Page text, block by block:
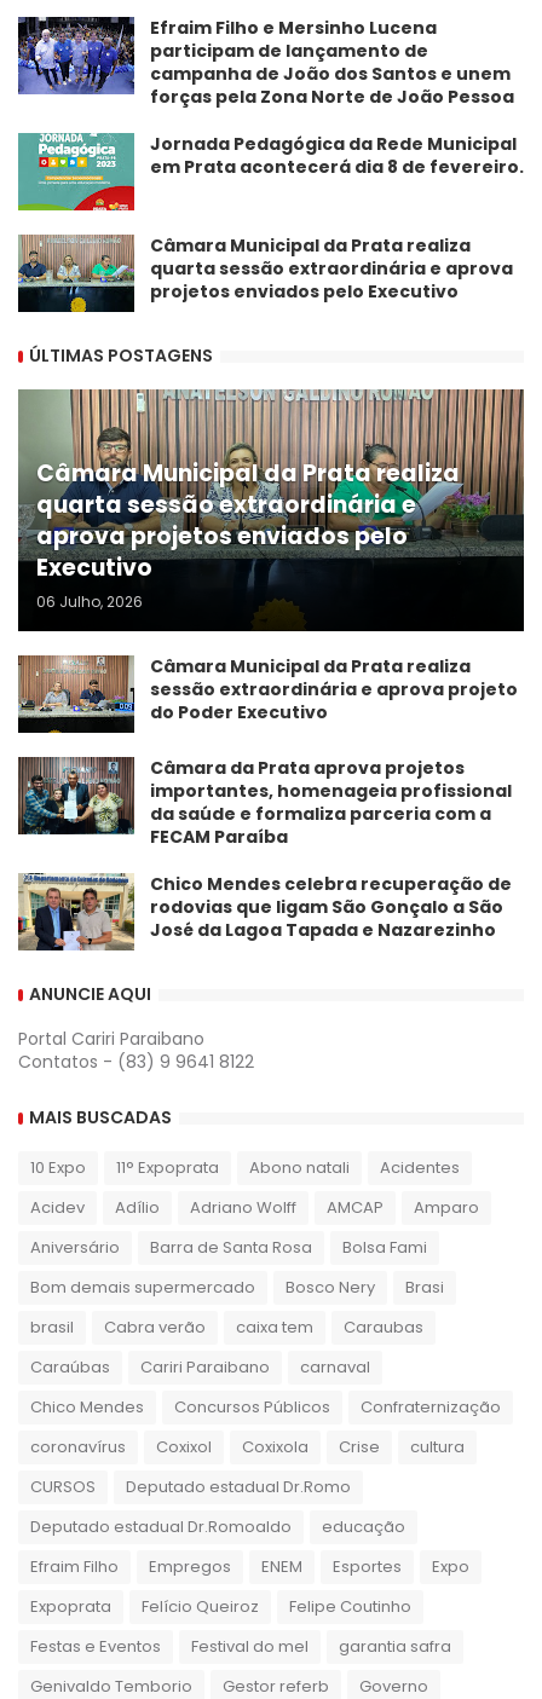
Efraim Filho e Mersinho Lucena
participam de lançamento de
campanha de João dos Santos e unem
forças pela Zona Norte de João Pessoa
Jornada Pedagógica da Rede Municipal
em Prata acontecerá dia 8 de fevereiro.
Câmara Municipal da Prata realiza
quarta sessão extraordinária e aprova
projetos enviados pelo Executivo
ÚLTIMAS POSTAGENS
Câmara Municipal da Prata realiza
quarta sessão extraordinária e
aprova projetos enviados pelo
Executivo
06 Julho, 2026
Câmara Municipal da Prata realiza
sessão extraordinária e aprova projeto
do Poder Executivo
​Câmara da Prata aprova projetos
importantes, homenageia profissional
da saúde e formaliza parceria com a
FECAM Paraíba
Chico Mendes celebra recuperação de
rodovias que ligam São Gonçalo a São
José da Lagoa Tapada e Nazarezinho
ANUNCIE AQUI
Portal Cariri Paraibano
Contatos - (83) 9 9641 8122
MAIS BUSCADAS
10 Expo 11° Expoprata Abono natali
Acidentes
Acidev
Adílio Adriano Wolff AMCAP
Amparo
Aniversário
Barra de Santa Rosa
Bolsa Fami
Bom demais supermercado
Bosco Nery
Brasi
brasil
Cabra verão caixa tem
Caraubas
Caraúbas
Cariri Paraibano
carnaval
Chico Mendes
Concursos Públicos
Confraternização
coronavírus
Coxixol Coxixola Crise
cultura
CURSOS
Deputado estadual Dr.Romo
Deputado estadual Dr.Romoaldo
educação
Efraim Filho
Empregos ENEM Esportes
Expo
Expoprata
Felício Queiroz
Felipe Coutinho
Festas e Eventos
Festival do mel
garantia safra
Genivaldo Temborio
Gestor referb
Governo